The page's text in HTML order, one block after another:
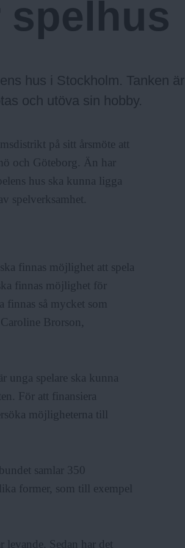
spelhus
hus i Stockholm. Tanken är
och utöva sin hobby.
på sitt årsmöte att
och Göteborg. Än har
hus ska kunna ligga
spelverksamhet.
finnas möjlighet att spela
finnas möjlighet för
finnas så mycket som
Brorson,
unga spelare ska kunna
För att finansiera
möjligheterna till
samlar 350
former, som till exempel
Sedan har det